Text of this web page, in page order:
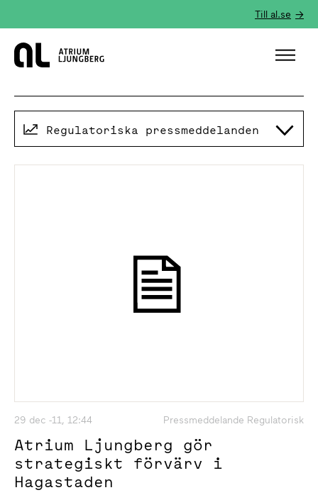
Till al.se
Hem
Regulatoriska pressmeddelanden
29 dec -11, 12:44 Pressmeddelande Regulatorisk
Atrium Ljungberg gör
strategiskt förvärv i
Hagastaden